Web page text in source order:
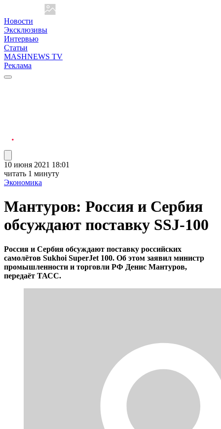
Новости
Эксклюзивы
Интервью
Статьи
MASHNEWS TV
Реклама
10 июня 2021 18:01
читать 1 минуту
Экономика
Мантуров: Россия и Сербия
обсуждают поставку SSJ-100
Россия и Сербия обсуждают поставку российских
самолётов Sukhoi SuperJet 100. Об этом заявил министр
промышленности и торговли РФ Денис Мантуров,
передаёт ТАСС.